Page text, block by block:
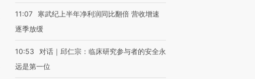
11:07
寒武纪上半年净利润同比翻倍 营收增速
逐季放缓
10:53
对话｜邱仁宗：临床研究参与者的安全永
远是第一位